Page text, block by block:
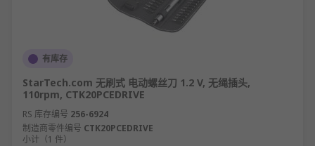
们的产品系列包括以下类别的产品：气动工具、钻头
和零件、铣削和车削、电动工具、电动工具附件、砂
泥水匠， RS欧时均可提供解决方案。
我们的工具系列均由领先品牌供应，如
Makita、博世
有库存
StarTech.com 无刷式 电动螺丝刀 1.2 V, 无绳插头,
110rpm, CTK20PCEDRIVE
RS 库存编号 256-6924
制造商零件编号 CTK20PCEDRIVE
小计（1 件）